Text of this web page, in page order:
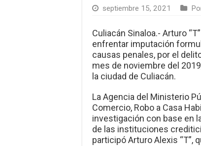
septiembre 15, 2021
Culiacán Sinaloa.- Arturo
enfrentar imputación
causas penales, por el
mes de noviembre del
la ciudad de Culiacán.
La Agencia del Ministerio
Comercio, Robo a Casa
investigación con base en
de las instituciones
participó Arturo Alexis “T”,